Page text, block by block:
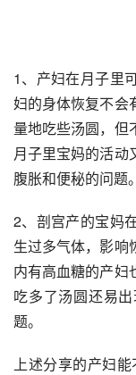
1、产妇在月子里
妇的身体恢复不会
量地吃些汤圆，但
月子里宝妈的活动
腹胀和便秘的问题。
2、剖宫产的宝妈
生过多气体，影响
内有高血糖的产妇
吃多了汤圆还易
题。
上述分享的产妇